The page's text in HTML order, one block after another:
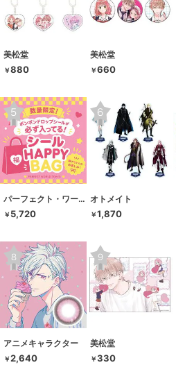
美松堂
￥880
美松堂
￥660
パーフェクト・ワールド・トーキョー
￥ 5,720
オトメイト
￥1,870
アニメキャラクター
￥2,640
美松堂
￥330